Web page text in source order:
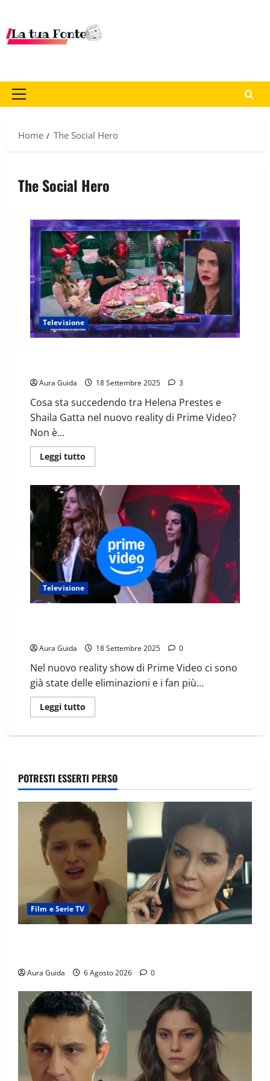
Home The Social Hero
The Social Hero
Televisione
Aura Guida 18 Settembre 2025 3
Cosa sta succedendo tra Helena Prestes e
Shaila Gatta nel nuovo reality di Prime Video?
Non è...
Leggi tutto
Televisione
Aura Guida 18 Settembre 2025 0
Nel nuovo reality show di Prime Video ci sono
già state delle eliminazioni e i fan più...
Leggi tutto
POTRESTI ESSERTI PERSO
Film e Serie TV
Aura Guida 6 Agosto 2026 0